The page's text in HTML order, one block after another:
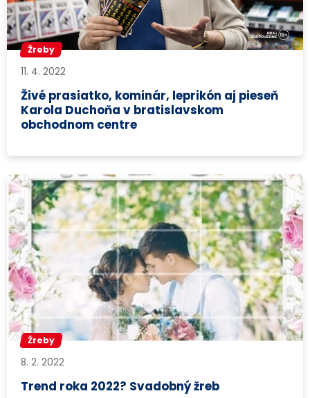
Žreby
11. 4. 2022
Živé prasiatko, kominár, leprikón aj pieseň
Karola Duchoňa v bratislavskom
obchodnom centre
Žreby
8. 2. 2022
Trend roka 2022? Svadobný žreb